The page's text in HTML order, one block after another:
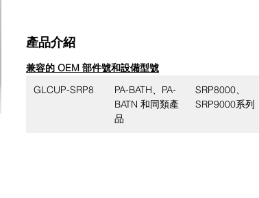
產品介紹
兼容的 OEM 部件號和設備型號
GLCUP-SRP8
PA-BATH、PA-
BATN 和同類產
品
SRP8000、
SRP9000系列